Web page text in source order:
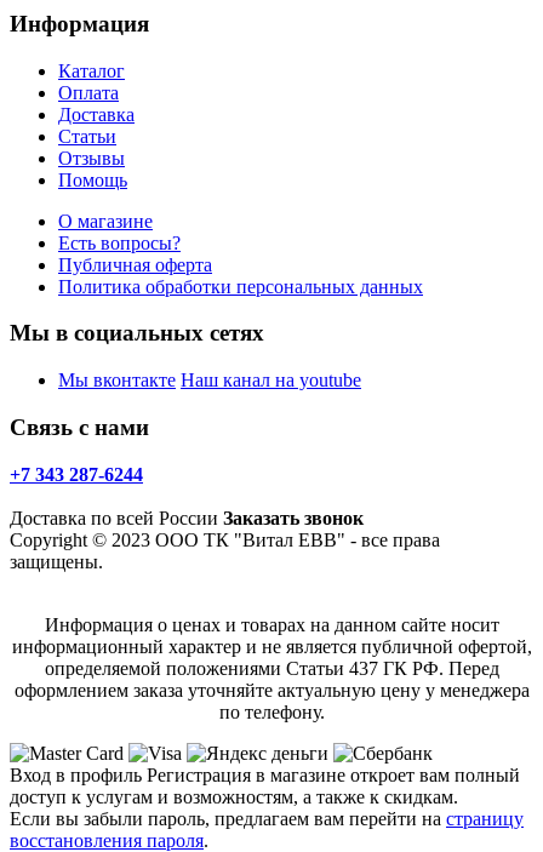
Информация
Каталог
Оплата
Доставка
Статьи
Отзывы
Помощь
О магазине
Есть вопросы?
Публичная оферта
Политика обработки персональных данных
Мы в социальных сетях
Мы вконтакте Наш канал на youtube
Связь с нами
+7 343 287-6244
Доставка по всей России Заказать звонок
Copyright © 2023 ООО ТК "Витал ЕВВ" - все права
защищены.
Информация о ценах и товарах на данном сайте носит
информационный характер и не является публичной офертой,
определяемой положениями Статьи 437 ГК РФ. Перед
оформлением заказа уточняйте актуальную цену у менеджера
по телефону.
Вход в профиль Регистрация в магазине откроет вам полный
доступ к услугам и возможностям, а также к скидкам.
Если вы забыли пароль, предлагаем вам перейти на страницу
восстановления пароля.